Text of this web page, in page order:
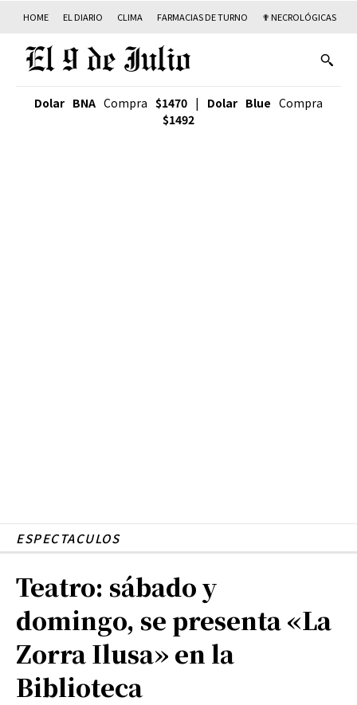
HOME EL DIARIO CLIMA FARMACIAS DE TURNO ✟ NECROLÓGICAS
Dolar BNA Compra $1470 | Dolar Blue Compra
$1492
ESPECTACULOS
Teatro: sábado y
domingo, se presenta «La
Zorra Ilusa» en la
Biblioteca